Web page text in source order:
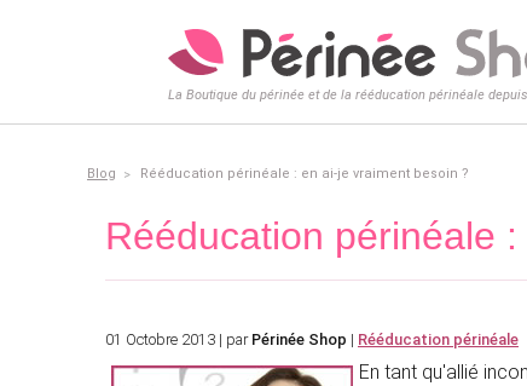
La Boutique du périnée et de la rééducation périnéale
Blog Rééducation périnéale : en ai-je vraiment besoin ?
Rééducation périnéale
01 Octobre 2013 | par Périnée Shop | Rééducation périnéale
En tant qu'allié